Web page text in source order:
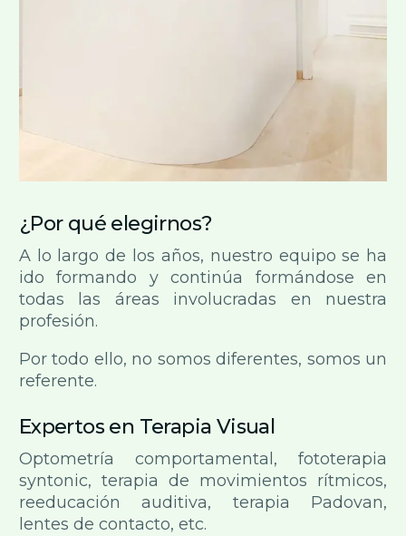
¿Por qué elegirnos?
A lo largo de los años, nuestro equipo se ha
ido formando y continúa formándose en
todas las áreas involucradas en nuestra
profesión.
Por todo ello, no somos diferentes, somos un
referente.
Expertos en Terapia Visual
Optometría comportamental, fototerapia
syntonic, terapia de movimientos rítmicos,
reeducación auditiva, terapia Padovan,
lentes de contacto, etc.